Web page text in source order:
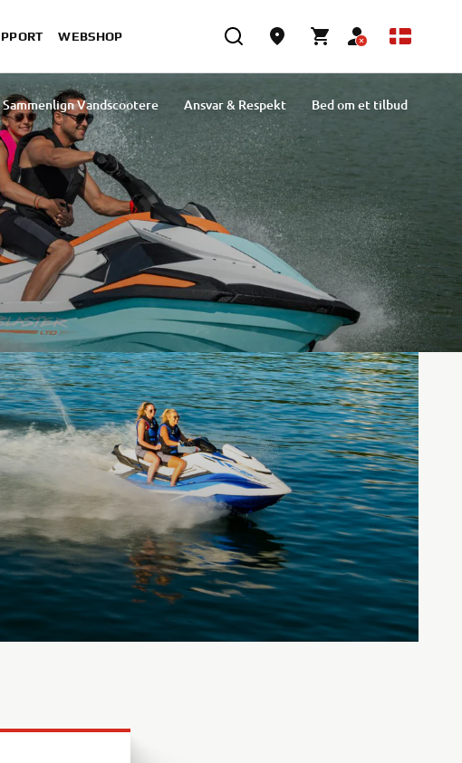
WEBSHOP
Sammenlign Vandscootere Ansvar & Respekt Bed om et tilbud